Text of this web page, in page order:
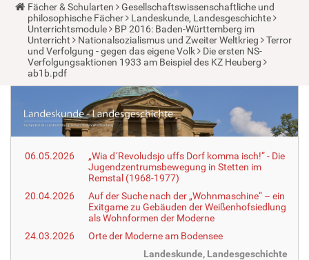
Y
o
u
a
r
e
h
e
:
Fächer & Schularten
Gesellschaftswissenschaftliche und
philosophische Fächer
Landeskunde, Landesgeschichte
Unterrichtsmodule
BP 2016: Baden-Württemberg im
Unterricht
Nationalsozialismus und Zweiter Weltkrieg
Terror
und Verfolgung - gegen das eigene Volk
Die ersten NS-
Verfolgungsaktionen 1933 am Beispiel des KZ Heuberg
ab1b.pdf
06.05.2026
„Wia d´Revoludsjo uffs Dorf komma isch!“ - Die
Jugendzentrumsbewegung in Stetten im
Remstal (1968-1977)
20.04.2026
Auf der Suche nach der „Wohnmaschine“ – ein
Exitgame zu Gebäuden der Weißenhofsiedlung
als Wohnformen der Moderne
24.03.2026
Orte der Moderne am Bodensee
Landeskunde, Landesgeschichte